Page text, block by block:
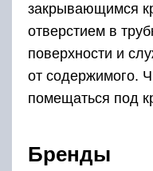
закрывающимся
отверстием в
поверхности и
от содержимого.
помещаться под
Бренды